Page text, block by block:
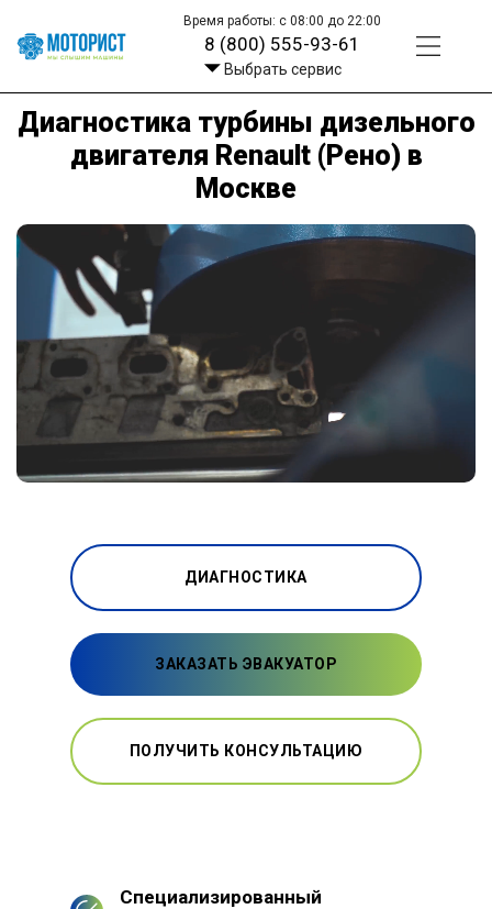
Время работы: с 08:00 до 22:00
8 (800) 555-93-61
Выбрать сервис
Диагностика турбины дизельного
двигателя Renault (Рено) в
Москве
ДИАГНОСТИКА
ЗАКАЗАТЬ ЭВАКУАТОР
ПОЛУЧИТЬ КОНСУЛЬТАЦИЮ
Специализированный